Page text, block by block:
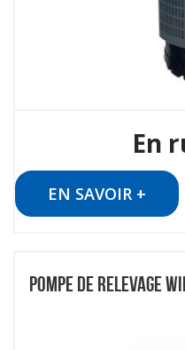
En
EN SAVOIR +
POMPE DE RELEVAGE